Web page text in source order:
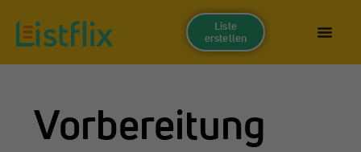
Liste
erstellen
Vorbereitung